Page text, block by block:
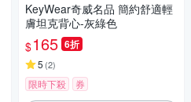
KeyWear奇威名品 簡約舒適輕
膚坦克背心-灰綠色
$165 6折
5 (2)
限時下殺 券